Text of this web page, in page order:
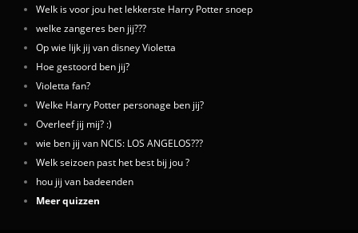
Welk is voor jou het lekkerste Harry Potter snoep
welke zangeres ben jij???
Op wie lijk jij van disney Violetta
Hoe gestoord ben jij?
Violetta fan?
Welke Harry Potter personage ben jij?
Overleef jij mij? :)
wie ben jij van NCIS: LOS ANGELOS???
Welk seizoen past het best bij jou ?
hou jij van badeenden
Meer quizzen